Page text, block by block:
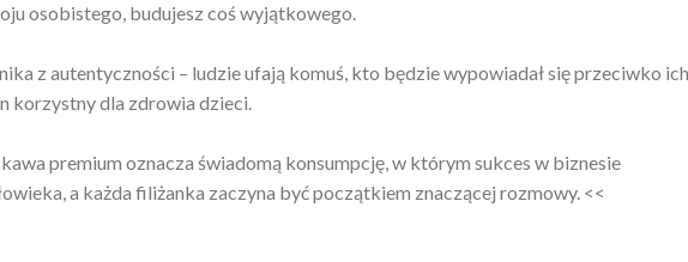
osobistego, budujesz coś wyjątkowego.
z autentyczności – ludzie ufają komuś, kto będzie wypowiadał się przeciwko ich
korzystny dla zdrowia dzieci.
premium oznacza świadomą konsumpcję, w którym sukces w biznesie
a każda filiżanka zaczyna być początkiem znaczącej rozmowy. <<